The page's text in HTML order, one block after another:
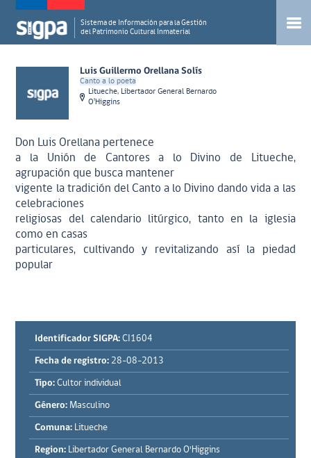
Sistema de Información para la Gestión
del Patrimonio Cultural Inmaterial
Luis Guillermo Orellana Solís
Canto a lo poeta
Litueche, Libertador General Bernardo
O'Higgins
Don Luis Orellana pertenece
a la Unión de Cantores a lo Divino de Litueche,
agrupación que busca mantener
vigente la tradición del Canto a lo Divino dando vida a las
celebraciones
religiosas del calendario litúrgico, tanto en la iglesia
como en casas
particulares, cultivando y revitalizando así la piedad
popular
Identificador SIGPA: CI1604
Fecha de registro: 28-08-2013
Tipo: Cultor individual
Género: Masculino
Comuna: Litueche
Region: Libertador General Bernardo O'Higgins